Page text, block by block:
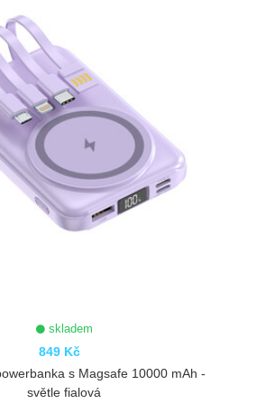
skladem
849 Kč
s Magsafe 10000 mAh -
světle fialová